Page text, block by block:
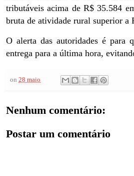
tributáveis acima de R$ 35.584
bruta de atividade rural superior a
O alerta das autoridades é para
entrega para a última hora,
on 28 maio
Nenhum comentário:
Postar um comentário